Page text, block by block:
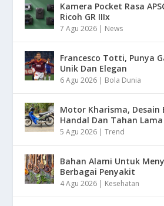
Kamera Pocket Rasa
Ricoh GR IIIx
7 Agu 2026 | News
Francesco Totti, Punya
Unik Dan Elegan
6 Agu 2026 | Bola Dunia
Motor Kharisma, Desain
Handal Dan Tahan Lama
5 Agu 2026 |Trend
Bahan Alami Untuk
Berbagai Penyakit
4 Agu 2026 | Kesehatan